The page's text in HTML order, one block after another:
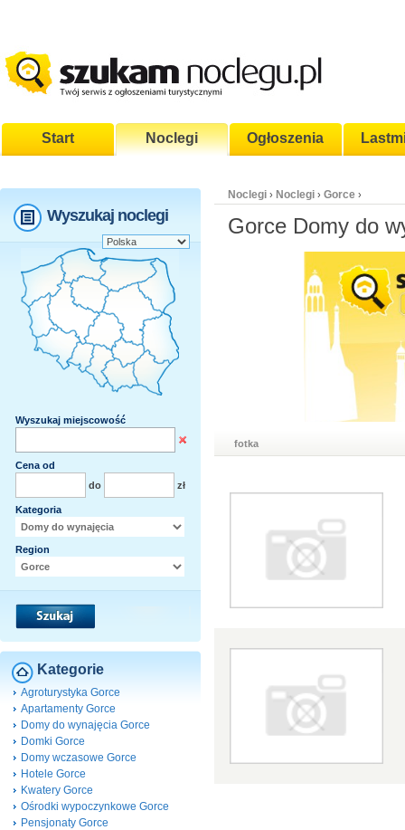
Start Noclegi Ogłoszenia
Wyszukaj noclegi
Wyszukaj miejscowość
Cena od
do
zł
Kategoria
Region
Kategorie
Agroturystyka Gorce
Apartamenty Gorce
Domy do wynajęcia Gorce
Domki Gorce
Domy wczasowe Gorce
Hotele Gorce
Kwatery Gorce
Ośrodki wypoczynkowe Gorce
Pensjonaty Gorce
Noclegi › Noclegi › Gorce ›
Gorce Domy do
fotka